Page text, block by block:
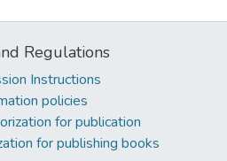
Regulations
Instructions
policies
for publication
for publishing books